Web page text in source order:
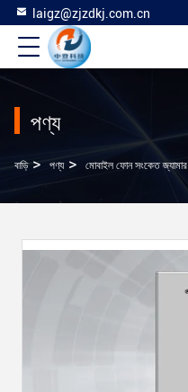
laigz@zjzdkj.com.cn
পণ্য
বাড়ি > পণ্য > মোবাইল ফোন সংকেত জ্যামার